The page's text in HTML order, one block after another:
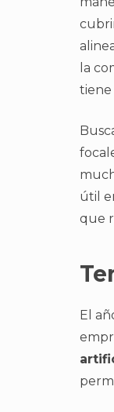
la
tiene
útil
que
El